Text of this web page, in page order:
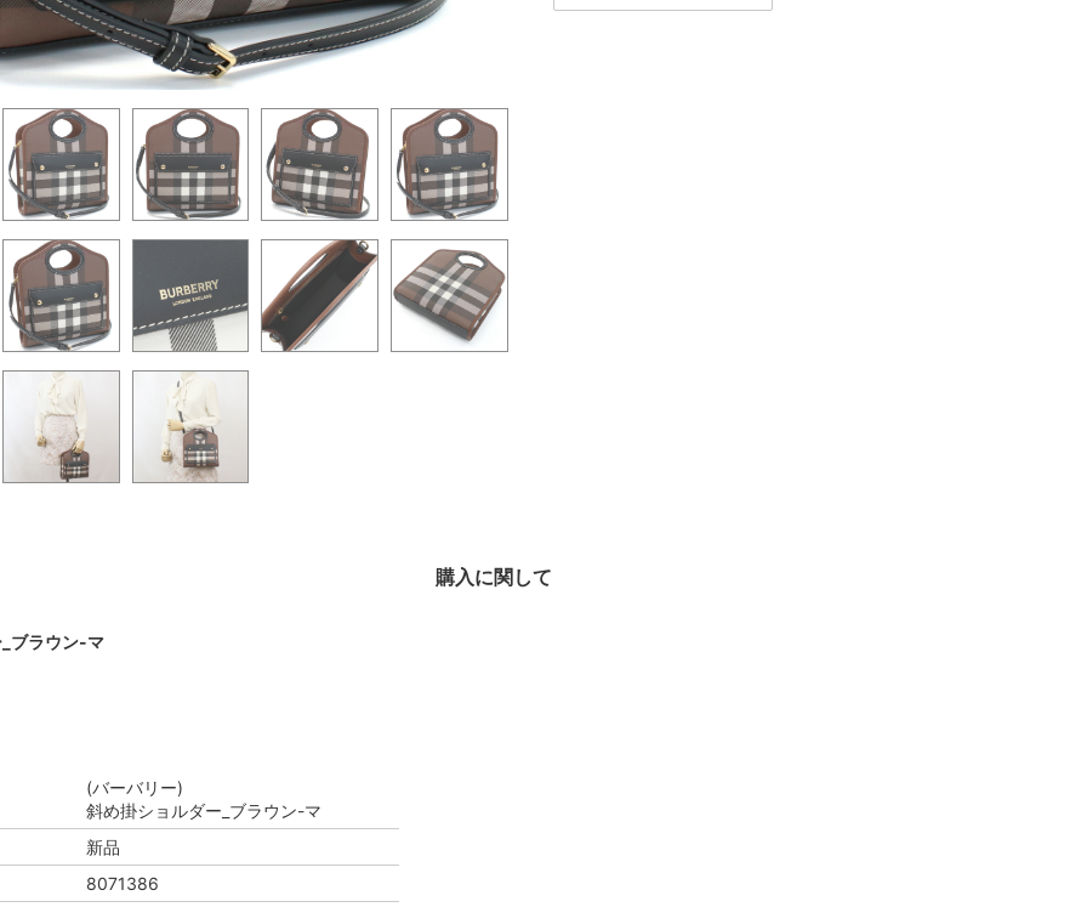
購入に関して
ブラウン-マ
(バーバリー)
斜め掛ショルダー_ブラウン-マ
新品
8071386